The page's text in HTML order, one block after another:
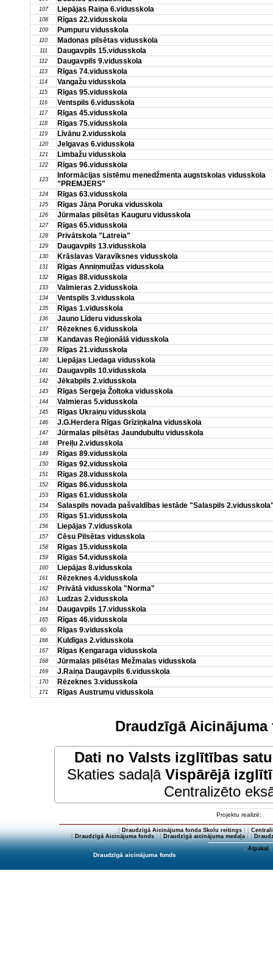
107 Liepājas Raiņa 6.vidusskola
108 Rīgas 22.vidusskola
109 Pumpuru vidusskola
110 Madonas pilsētas vidusskola
111 Daugavpils 15.vidusskola
112 Daugavpils 9.vidusskola
113 Rīgas 74.vidusskola
114 Vangažu vidusskola
115 Rīgas 95.vidusskola
116 Ventspils 6.vidusskola
117 Rīgas 45.vidusskola
118 Rīgas 75.vidusskola
119 Līvānu 2.vidusskola
120 Jelgavas 6.vidusskola
121 Limbažu vidusskola
122 Rīgas 96.vidusskola
123
Informācijas sistēmu menedžmenta augstskolas vidusskola
"PREMJERS"
124 Rīgas 63.vidusskola
125 Rīgas Jāņa Poruka vidusskola
126 Jūrmalas pilsētas Kauguru vidusskola
127 Rīgas 65.vidusskola
128 Privātskola "Latreia"
129 Daugavpils 13.vidusskola
130 Krāslavas Varavīksnes vidusskola
131 Rīgas Anniņmuižas vidusskola
132 Rīgas 88.vidusskola
133 Valmieras 2.vidusskola
134 Ventspils 3.vidusskola
135 Rīgas 1.vidusskola
136 Jauno Līderu vidusskola
137 Rēzeknes 6.vidusskola
138 Kandavas Reģionālā vidusskola
139 Rīgas 21.vidusskola
140 Liepājas Liedaga vidusskola
141 Daugavpils 10.vidusskola
142 Jēkabpils 2.vidusskola
143 Rīgas Sergeja Žoltoka vidusskola
144 Valmieras 5.vidusskola
145 Rīgas Ukraiņu vidusskola
146 J.G.Herdera Rīgas Grīziņkalna vidusskola
147 Jūrmalas pilsētas Jaundubultu vidusskola
148 Preiļu 2.vidusskola
149 Rīgas 89.vidusskola
150 Rīgas 92.vidusskola
151 Rīgas 28.vidusskola
152 Rīgas 86.vidusskola
153 Rīgas 61.vidusskola
154 Salaspils novada pašvaldības iestāde "Salaspils
155 Rīgas 51.vidusskola
156 Liepājas 7.vidusskola
157 Cēsu Pilsētas vidusskola
158 Rīgas 15.vidusskola
159 Rīgas 54.vidusskola
160 Liepājas 8.vidusskola
161 Rēzeknes 4.vidusskola
162 Privātā vidusskola "Norma"
163 Ludzas 2.vidusskola
164 Daugavpils 17.vidusskola
165 Rīgas 46.vidusskola
60 Rīgas 9.vidusskola
166 Kuldīgas 2.vidusskola
167 Rīgas Ķengaraga vidusskola
168 Jūrmalas pilsētas Mežmalas vidusskola
169 J.Raiņa Daugavpils 6.vidusskola
170 Rēzeknes 3.vidusskola
171 Rīgas Austrumu vidusskola
Draudzīgā
Dati no Valsts izglītības
Skaties sadaļā Vispārējā
Centralizēto
Projektu realizē:
[ Draudzīgā Aicinājuma fonda Skolu reitings] [
[Draudzīgā Aicinājuma fonds] [Draudzīgā aicinājuma medaļa] [
[Atpakaļ]
Draudzīgā aicinājuma fonds